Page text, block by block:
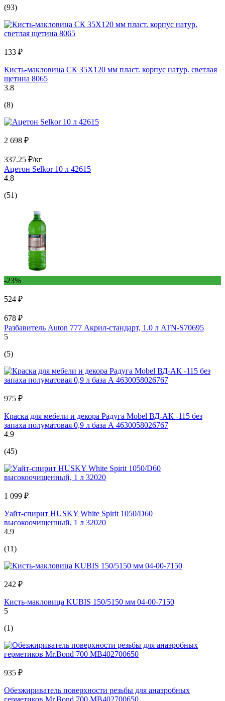
(93)
133 ₽
Кисть-макловица СК 35Х120 мм пласт. корпус натур. светлая
щетина 8065
3.8
(8)
2 698 ₽
337.25 ₽/кг
Ацетон Selkor 10 л 42615
4.8
(51)
-23%
524 ₽
678 ₽
Разбавитель Auton 777 Акрил-стандарт, 1.0 л ATN-S70695
5
(5)
975 ₽
Краска для мебели и декора Радуга Mobel ВД-АК -115 без
запаха полуматовая 0,9 л база А 4630058026767
4.9
(45)
1 099 ₽
Уайт-спирит HUSKY White Spirit 1050/D60
высокоочищенный, 1 л 32020
4.9
(11)
242 ₽
Кисть-макловица KUBIS 150/5150 мм 04-00-7150
5
(1)
935 ₽
Обезжириватель поверхности резьбы для анаэробных
герметиков Mr.Bond 700 MB402700650